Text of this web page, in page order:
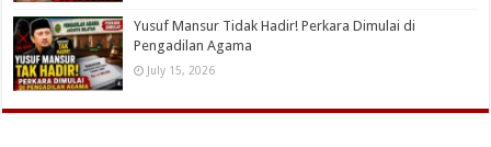
Yusuf Mansur Tidak Hadir! Perkara Dimulai di
Pengadilan Agama
July 15, 2026